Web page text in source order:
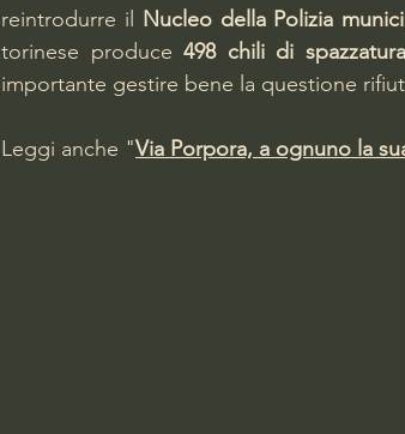
reintrodurre il
Nucleo della Polizia
torinese produce 498 chili di
importante gestire bene la questione
Leggi anche "Via Porpora, a ognuno la